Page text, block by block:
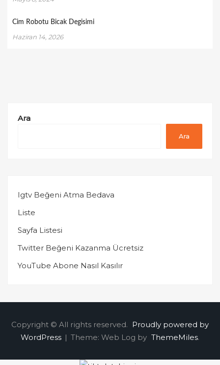
Cim Robotu Bicak Degisimi
Haziran 14, 2026
Ara
Ara
Igtv Beğeni Atma Bedava
Liste
Sayfa Listesi
Twitter Beğeni Kazanma Ücretsiz
YouTube Abone Nasıl Kasılır
Copyright © All rights reserved. Proudly powered by
WordPress | Theme: Web Log by ThemeMiles.